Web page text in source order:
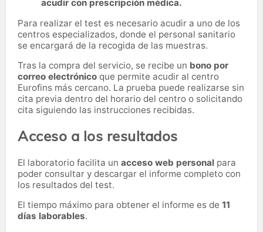
acudir con prescripción médica.
Para realizar el test es necesario acudir a uno de los
centros especializados, donde el personal sanitario
se encargará de la recogida de las muestras.
Tras la compra del servicio, se recibe un bono por
correo electrónico que permite acudir al centro
Eurofins más cercano. La prueba puede realizarse sin
cita previa dentro del horario del centro o solicitando
cita siguiendo las instrucciones recibidas.
Acceso a los resultados
El laboratorio facilita un acceso web personal para
poder consultar y descargar el informe completo con
los resultados del test.
El tiempo máximo para obtener el informe es de 11
días laborables.